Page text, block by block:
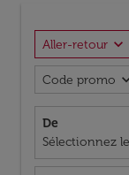
Aller-retour expand_more
Code promo
De
Sélectionnez